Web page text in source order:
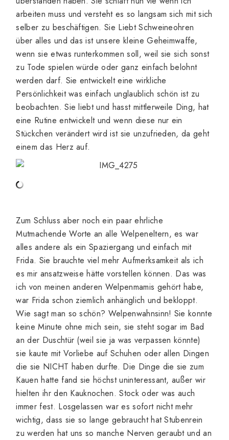
arbeiten muss und versteht es so langsam sich mit sich
selber zu beschäftigen. Sie Liebt Schweineohren
über alles und das ist unsere kleine Geheimwaffe,
wenn sie etwas runterkommen soll, weil sie sich sonst
zu Tode spielen würde oder ganz einfach belohnt
werden darf. Sie entwickelt eine wirkliche
Persönlichkeit was einfach unglaublich schön ist zu
beobachten. Sie liebt und hasst mittlerweile Ding, hat
eine Rutine entwickelt und wenn diese nur ein
Stückchen verändert wird ist sie unzufrieden, da geht
einem das Herz auf.
Zum Schluss aber noch ein paar ehrliche
Mutmachende Worte an alle Welpeneltern, es war
alles andere als ein Spaziergang und einfach mit
Frida. Sie brauchte viel mehr Aufmerksamkeit als ich
es mir ansatzweise hätte vorstellen können. Das was
ich von meinen anderen Welpenmamis gehört habe,
war Frida schon ziemlich anhänglich und bekloppt.
Wie sagt man so schön? Welpenwahnsinn! Sie konnte
keine Minute ohne mich sein, sie steht sogar im Bad
an der Duschtür (weil sie ja was verpassen könnte)
sie kaute mit Vorliebe auf Schuhen oder allen Dingen
die sie NICHT haben durfte. Die Dinge die sie zum
Kauen hatte fand sie höchst uninteressant, außer wir
hielten ihr den Kauknochen. Stock oder was auch
immer fest. Losgelassen war es sofort nicht mehr
wichtig, dass sie so lange gebraucht hat Stubenrein
zu werden hat uns so manche Nerven geraubt und an